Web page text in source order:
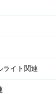
ライト関連